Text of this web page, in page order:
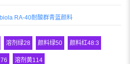
RA-40耐酸群青蓝颜料
溶剂绿28 颜料绿50 颜料红48:3
溶剂黄114